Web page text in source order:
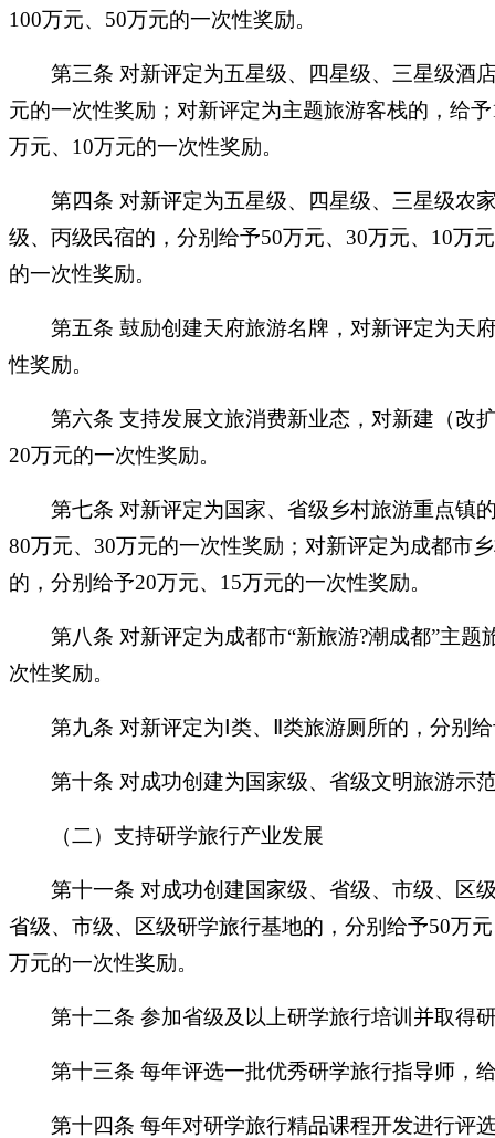
100万元、50万元的一次性奖励。
第三条 对新评定为五星级、四星级、三星级酒
元的一次性奖励；对新评定为主题旅游客栈的，给
万元、10万元的一次性奖励。
第四条 对新评定为五星级、四星级、三星级农
级、丙级民宿的，分别给予50万元、30万元、10万
的一次性奖励。
第五条 鼓励创建天府旅游名牌，对新评定为天
性奖励。
第六条 支持发展文旅消费新业态，对新建（改
20万元的一次性奖励。
第七条 对新评定为国家、省级乡村旅游重点镇
80万元、30万元的一次性奖励；对新评定为成都市
的，分别给予20万元、15万元的一次性奖励。
第八条 对新评定为成都市“新旅游?潮成都”主题
次性奖励。
第九条 对新评定为Ⅰ类、Ⅱ类旅游厕所的，分别
第十条 对成功创建为国家级、省级文明旅游示
（二）支持研学旅行产业发展
第十一条 对成功创建国家级、省级、市级、区
省级、市级、区级研学旅行基地的，分别给予50万
万元的一次性奖励。
第十二条 参加省级及以上研学旅行培训并取得
第十三条 每年评选一批优秀研学旅行指导师，
第十四条 每年对研学旅行精品课程开发进行评